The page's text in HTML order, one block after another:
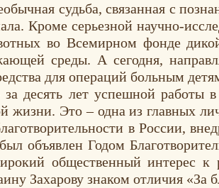
судьба, связанная с
Кроме серьезной научно-
во Всемирном фонде
среды. А сегодня,
для операций больным
десять лет успешной работы
жизни. Это – одна из главных
в России,
объявлен Годом
общественный интерес
Захарову знаком отличия «За